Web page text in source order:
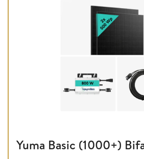
Yuma Basic (1000+)